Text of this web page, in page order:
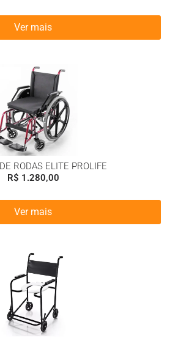
Ver mais
RODAS ELITE PROLIFE
R$ 1.280,00
Ver mais